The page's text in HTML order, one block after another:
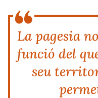
La pagesia
funció del
seu